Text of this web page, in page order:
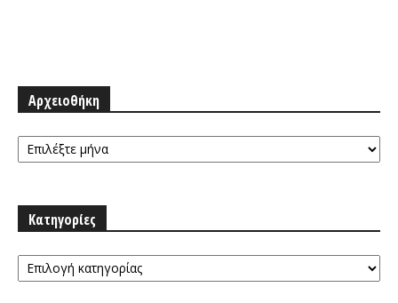
Αρχειοθήκη
Αρχειοθήκη
Κατηγορίες
Κατηγορίες